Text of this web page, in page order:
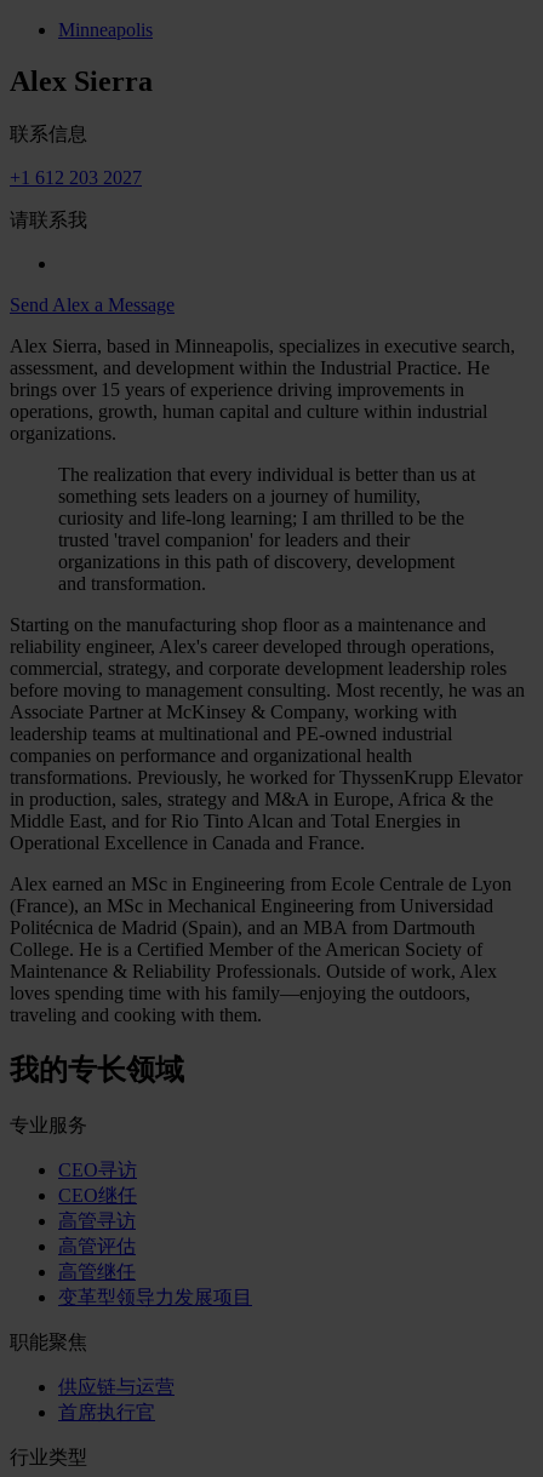
Minneapolis
Alex Sierra
联系信息
+1 612 203 2027
请联系我
Send Alex a Message
Alex Sierra, based in Minneapolis, specializes in executive search,
assessment, and development within the Industrial Practice. He
brings over 15 years of experience driving improvements in
operations, growth, human capital and culture within industrial
organizations.
The realization that every individual is better than us at
something sets leaders on a journey of humility,
curiosity and life-long learning; I am thrilled to be the
trusted 'travel companion' for leaders and their
organizations in this path of discovery, development
and transformation.
Starting on the manufacturing shop floor as a maintenance and
reliability engineer, Alex's career developed through operations,
commercial, strategy, and corporate development leadership roles
before moving to management consulting. Most recently, he was an
Associate Partner at McKinsey & Company, working with
leadership teams at multinational and PE-owned industrial
companies on performance and organizational health
transformations. Previously, he worked for ThyssenKrupp Elevator
in production, sales, strategy and M&A in Europe, Africa & the
Middle East, and for Rio Tinto Alcan and Total Energies in
Operational Excellence in Canada and France.
Alex earned an MSc in Engineering from Ecole Centrale de Lyon
(France), an MSc in Mechanical Engineering from Universidad
Politécnica de Madrid (Spain), and an MBA from Dartmouth
College. He is a Certified Member of the American Society of
Maintenance & Reliability Professionals. Outside of work, Alex
loves spending time with his family—enjoying the outdoors,
traveling and cooking with them.
我的专长领域
专业服务
CEO寻访
CEO继任
高管寻访
高管评估
高管继任
变革型领导力发展项目
职能聚焦
供应链与运营
首席执行官
行业类型